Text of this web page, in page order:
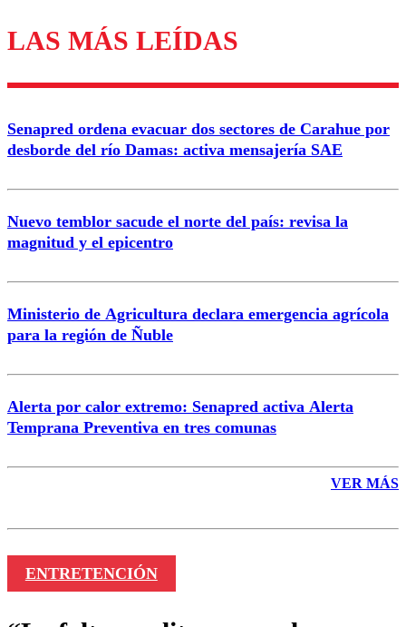
Los comentarios son moderados para garantizar un
diálogo respetuoso.
Correo
LAS MÁS LEÍDAS
Senapred ordena evacuar dos sectores de Carahue por
desborde del río Damas: activa mensajería SAE
Nuevo temblor sacude el norte del país: revisa la
magnitud y el epicentro
Ministerio de Agricultura declara emergencia agrícola
para la región de Ñuble
Alerta por calor extremo: Senapred activa Alerta
Temprana Preventiva en tres comunas
VER MÁS
ENTRETENCIÓN